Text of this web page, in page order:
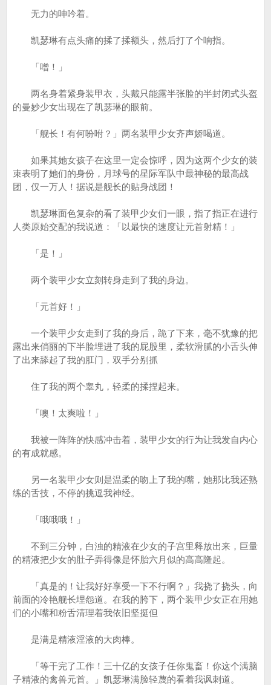
无力的呻吟着。
凯瑟琳有点头痛的揉了揉额头，然后打了个响指。
「噌！」
两名身着紧身装甲衣，头戴只能露半张脸的半封闭式头盔
的曼妙少女出现在了凯瑟琳的眼前。
「舰长！有何吩咐？」两名装甲少女齐声娇喝道。
如果其她女孩子在这里一定会惊呼，因为这两个少女的装
束表明了她们的身份，月球号的星际军队中最神秘的最高战
团，仅一万人！据说是舰长的贴身战团！
凯瑟琳面色复杂的看了装甲少女们一眼，指了指正在进行
人类原始交配的我说道：「以最快的速度让元首射精！」
「是！」
两个装甲少女立刻转身走到了我的身边。
「元首好！」
一个装甲少女走到了我的身后，跪了下来，毫不犹豫的把
露出来俏丽的下半脸埋进了我的屁股里，柔软滑腻的小舌头伸
了出来舔起了我的肛门，双手分别抓
住了我的两个睾丸，轻柔的揉捏起来。
「噢！太爽啦！」
我被一阵阵的快感冲击着，装甲少女的行为让我发自内心
的有成就感。
另一名装甲少女则是温柔的吻上了我的嘴，她那比我还熟
练的舌技，不停的挑逗我神经。
「哦哦哦！」
不到三分钟，白浊的精液在少女的子宫里释放出来，巨量
的精液把少女的肚子弄得像是怀胎六月似的高高隆起。
「真是的！让我好好享受一下不行啊？」我挠了挠头，向
前面的冷艳舰长埋怨道。在我的胯下，两个装甲少女正在用她
们的小嘴和粉舌清理着我依旧坚挺但
是满是精液淫液的大肉棒。
「等干完了工作！三十亿的女孩子任你鬼畜！你这个满脑
子精液的禽兽元首。」凯瑟琳满脸轻蔑的看着我讽刺道。